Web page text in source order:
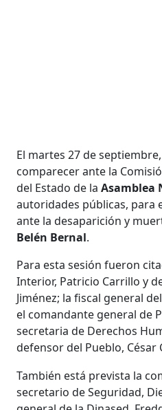
El martes 27 de
comparecer ante la
del Estado de laAsamblea
autoridades públicas, para
ante la desaparición y
Belén Bernal.
Para esta sesión fueron
Interior, Patricio Carrillo y
Jiménez; la fiscal general
el comandante general de
secretaria de Derechos
defensor del Pueblo, César
También está prevista la
secretario de Seguridad,